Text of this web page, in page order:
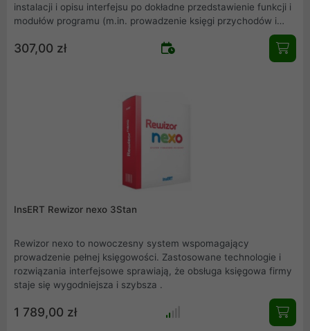
instalacji i opisu interfejsu po dokładne przedstawienie funkcji i
modułów programu (m.in. prowadzenie księgi przychodów i
obsługa środków trwałych, umów i płac, finansów, rozliczeń,
wystawianie deklaracji skarbowych i ZUS). Omówiona została
307,00 zł
InsERT Rewizor nexo 3Stan
Rewizor nexo to nowoczesny system wspomagający
prowadzenie pełnej księgowości. Zastosowane technologie i
rozwiązania interfejsowe sprawiają, że obsługa księgowa firmy
staje się wygodniejsza i szybsza .
1 789,00 zł